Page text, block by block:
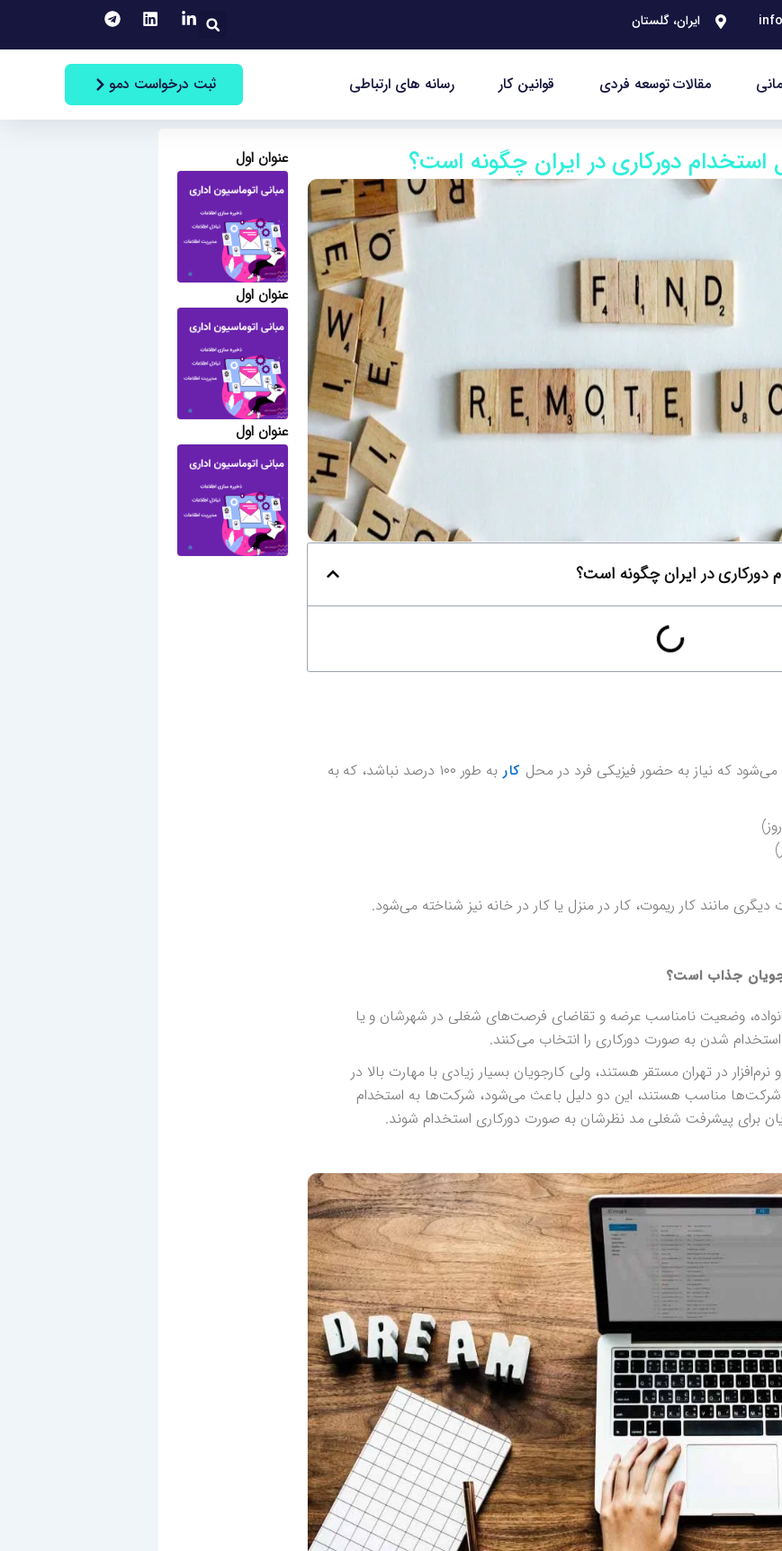
ایران، گلستان جستجو
مقالات توسعه فردی قوانین کار رسانه های ارتباطی ثبت درخواست دمو
دورکاری در ایران چگونه است؟
در ایران چگونه است؟
که نیاز به حضور فیزیکی فرد در محل کار
به طور ۱۰۰ درصد نباشد، که به
دیگری مانند کار ریموت، کار در منزل یا کار در خانه نیز شناخته می‌شود.
جذاب است؟
وضعیت نامناسب عرضه و تقاضای فرصت‌های شغلی در شهرشان و یا
شدن به صورت دورکاری را انتخاب می‌کنند.
برای مثال اکثر شرکت‌های فعال در حوزه‌ی IT و نرم‌افزار در تهران مستقر هستند، ولی کارجویان بسیار زیادی با مهارت بالا در
شرکت‌ها مناسب هستند، این دو دلیل باعث می‌شود، شرکت‌ها به استخدام
برای پیشرفت شغلی مد نظرشان به صورت دورکاری استخدام شوند.
عنوان اول
عنوان اول
عنوان اول